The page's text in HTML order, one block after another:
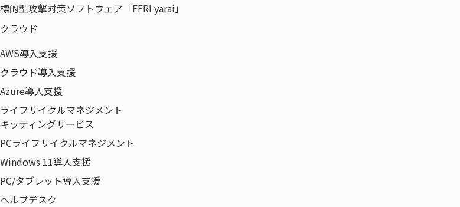
標的型攻撃対策ソフトウェア「FFRI yarai」
クラウド
AWS導入支援
クラウド導入支援
Azure導入支援
ライフサイクルマネジメント
キッティングサービス
PCライフサイクルマネジメント
Windows 11導入支援
PC/タブレット導入支援
ヘルプデスク